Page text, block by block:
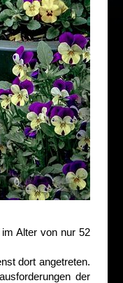
Alter von nur 52
dort angetreten.
der